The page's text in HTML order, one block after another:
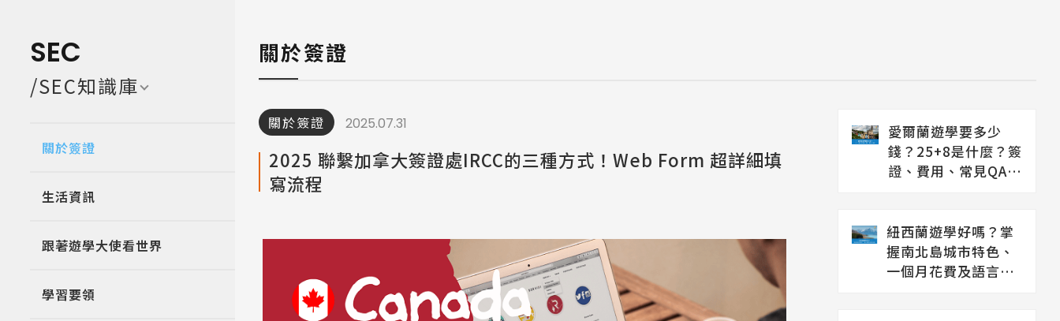
SEC
/SEC知識庫
關於簽證
生活資訊
跟著遊學大使看世界
學習要領
關於簽證
關於簽證 2025.07.31
2025 聯繫加拿大簽證處IRCC的三種方式！Web Form 超詳細填
寫流程
愛爾蘭遊學要多少
錢？25+8是什麼？簽
證、費用、常見QA解
紐西蘭遊學好嗎？掌
握南北島城市特色、
一個月花費及語言學